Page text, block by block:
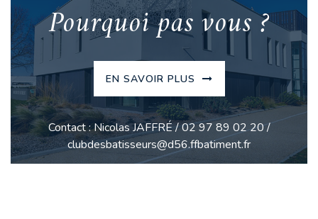
Pourquoi pas vous ?
EN SAVOIR PLUS
Contact : Nicolas JAFFRÉ / 02 97 89 02 20 /
clubdesbatisseurs@d56.ffbatiment.fr